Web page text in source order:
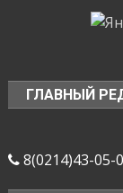
ГЛАВНЫЙ
8(0214)43-05-